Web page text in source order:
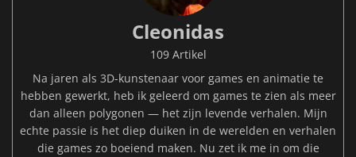
Cleonidas
109 Artikel
Na jaren als 3D-kunstenaar voor games en animatie te
hebben gewerkt, heb ik geleerd om games te zien als meer
dan alleen polygonen — het zijn levende verhalen. Mijn
echte passie is het diep duiken in de werelden en verhalen
die games zo boeiend maken. Nu zet ik me in om die